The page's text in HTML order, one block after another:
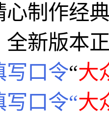
心制作经
全新版本
写口令“大
写口令“大